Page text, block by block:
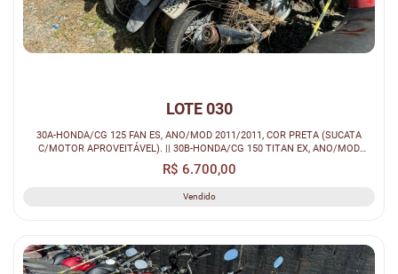
LOTE 030
30A-HONDA/CG 125 FAN ES, ANO/MOD 2011/2011, COR PRETA (SUCATA
C/MOTOR APROVEITÁVEL). || 30B-HONDA/CG 150 TITAN EX, ANO/MOD
2011/2011, COR PR...
R$ 6.700,00
Vendido